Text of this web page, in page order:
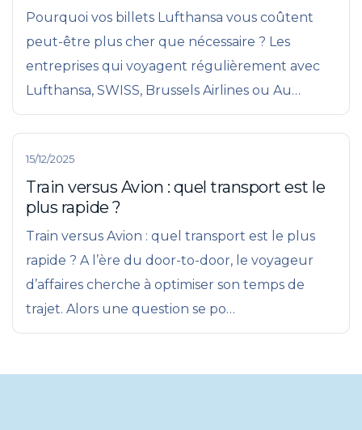
Pourquoi vos billets Lufthansa vous coûtent
peut-être plus cher que nécessaire ? Les
entreprises qui voyagent régulièrement avec
Lufthansa, SWISS, Brussels Airlines ou Au…
15/12/2025
Train versus Avion : quel transport est le
plus rapide ?
Train versus Avion : quel transport est le plus
rapide ? A l’ère du door-to-door, le voyageur
d’affaires cherche à optimiser son temps de
trajet. Alors une question se po…